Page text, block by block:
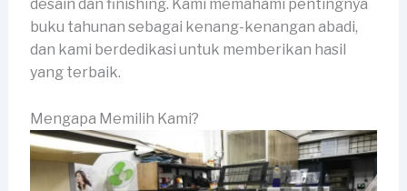
desain dan finishing. Kami memahami pentingnya
buku tahunan sebagai kenang-kenangan abadi,
dan kami berdedikasi untuk memberikan hasil
yang terbaik.
Mengapa Memilih Kami?